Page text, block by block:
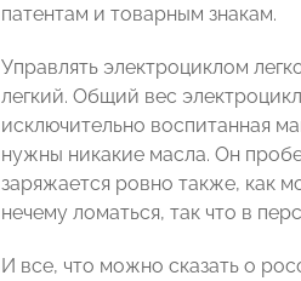
патентам и товарным знакам.
Управлять электроциклом
легкий. Общий вес
исключительно воспитанная
нужны никакие масла. Он
заряжается ровно также, как
нечему ломаться, так что в
И все, что можно сказать о